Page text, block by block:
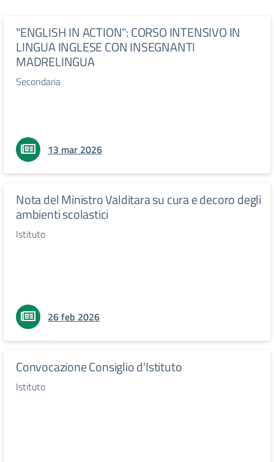
"ENGLISH IN ACTION": CORSO INTENSIVO IN
LINGUA INGLESE CON INSEGNANTI
MADRELINGUA
Secondaria
13 mar 2026
Nota del Ministro Valditara su cura e decoro degli
ambienti scolastici
Istituto
26 feb 2026
Convocazione Consiglio d'Istituto
Istituto